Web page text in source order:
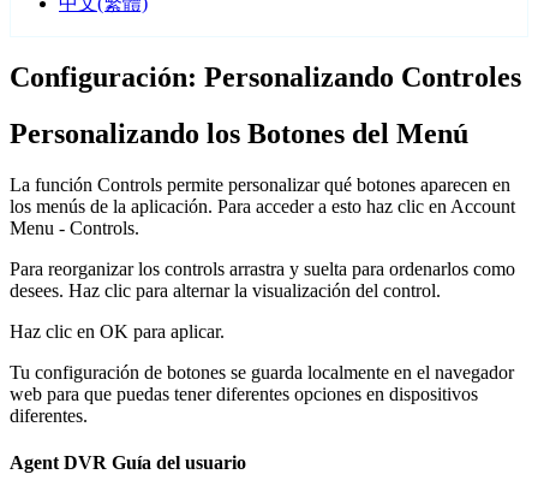
Configuración: Personalizando Controles
Personalizando los Botones del Menú
La función Controls permite personalizar qué botones aparecen en
los menús de la aplicación. Para acceder a esto haz clic en Account
Menu - Controls.
Para reorganizar los controls arrastra y suelta para ordenarlos como
desees. Haz clic para alternar la visualización del control.
Haz clic en OK para aplicar.
Tu configuración de botones se guarda localmente en el navegador
web para que puedas tener diferentes opciones en dispositivos
diferentes.
Agent DVR Guía del usuario